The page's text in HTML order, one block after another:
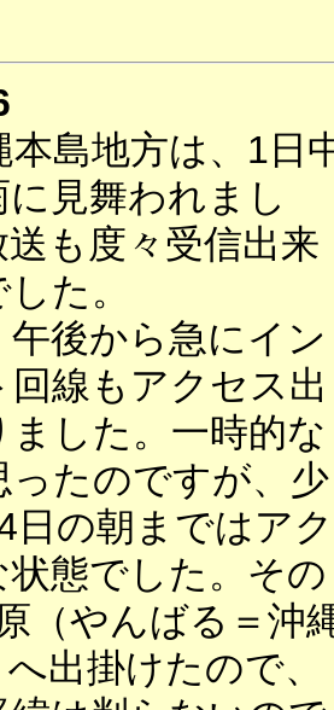
本島地方は、1日
見舞われまし
も度々受信出来
た。
後から急にイン
回線もアクセス出
した。一時的な
ったのですが、少
日の朝まではアク
状態でした。その
（やんばる＝沖
出掛けたので、